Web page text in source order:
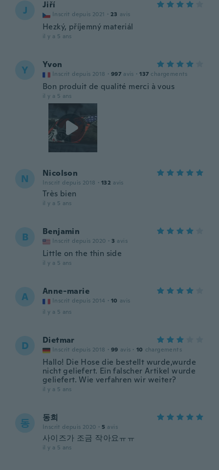
J Jiří
Inscrit depuis 2021 · 23 avis
Hezký, příjemný materiál
il y a 5 ans
Y Yvon
Inscrit depuis 2018 · 997 avis · 137 chargements
Bon produit de qualité merci à vous
il y a 5 ans
N Nicolson
Inscrit depuis 2018 · 132 avis
Très bien
il y a 5 ans
B Benjamin
Inscrit depuis 2020 · 3 avis
Little on the thin side
il y a 5 ans
A Anne-marie
Inscrit depuis 2014 · 10 avis
il y a 5 ans
D Dietmar
Inscrit depuis 2018 · 99 avis · 10 chargements
Hallo! Die Hose die bestellt wurde,wurde
nicht geliefert. Ein falscher Artikel wurde
geliefert. Wie verfahren wir weiter?
il y a 5 ans
동 동희
Inscrit depuis 2020 · 5 avis
사이즈가 조금 작아요ㅠㅠ
il y a 5 ans